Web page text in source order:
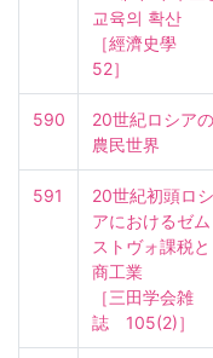
교육의 확산
［經濟史學
52］
590
20世紀ロシアの
農民世界
591
20世紀初頭ロシ
アにおけるゼム
ストヴォ課税と
商工業
［三田学会雑
誌　105(2)］